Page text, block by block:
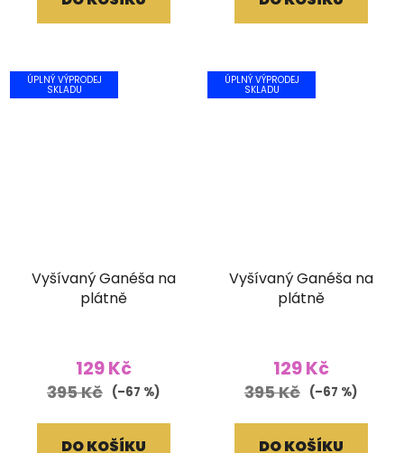
ÚPLNÝ VÝPRODEJ
SKLADU
Vyšívaný Ganéša na
plátně
129 Kč
395 Kč (–67 %)
DO KOŠÍKU
ÚPLNÝ VÝPRODEJ
SKLADU
Vyšívaný Ganéša na
plátně
129 Kč
395 Kč (–67 %)
DO KOŠÍKU